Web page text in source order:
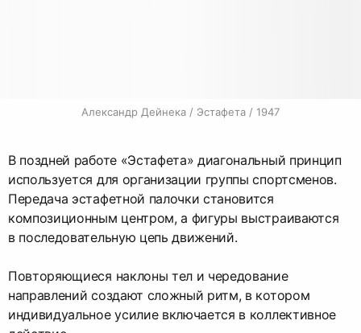
Александр Дейнека / Эстафета / 1947
В поздней работе «Эстафета» диагональный принцип
используется для организации группы спортсменов.
Передача эстафетной палочки становится
композиционным центром, а фигуры выстраиваются
в последовательную цепь движений.
Повторяющиеся наклоны тел и чередование
направлений создают сложный ритм, в котором
индивидуальное усилие включается в коллективное